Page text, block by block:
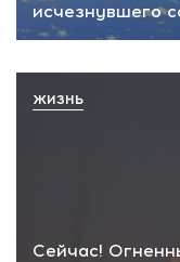
исчезнувшего
Сейчас!
ЖИЗНЬ